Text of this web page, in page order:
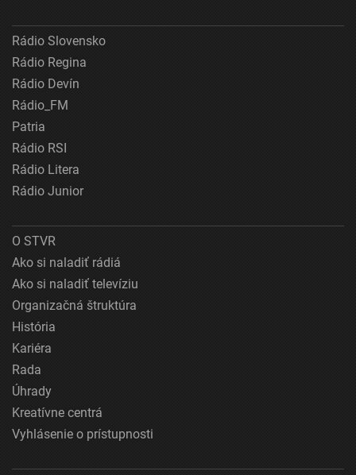
Rádio Slovensko
Rádio Regina
Rádio Devín
Rádio_FM
Patria
Rádio RSI
Rádio Litera
Rádio Junior
O STVR
Ako si naladiť rádiá
Ako si naladiť televíziu
Organizačná štruktúra
História
Kariéra
Rada
Úhrady
Kreatívne centrá
Vyhlásenie o prístupnosti